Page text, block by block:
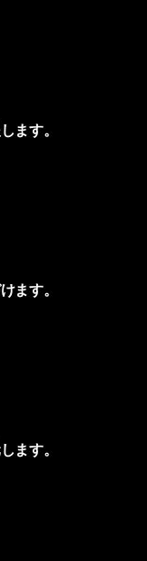
ます。
ます。
ます。